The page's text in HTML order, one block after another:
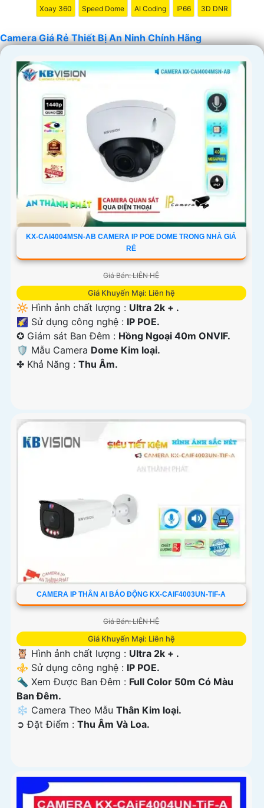
nghiệp. Chúc bạn tìm được giải pháp an ninh phù hợp!
Xoay 360 Speed Dome AI Coding IP66 3D DNR
Camera Giá Rẻ Thiết Bị An Ninh Chính Hãng
KX-CAI4004MSN-AB CAMERA IP POE DOME TRONG NHÀ GIÁ
RẺ
Giá Bán: LIÊN HỆ
Giá Khuyến Mại: Liên hệ
🔆 Hình ảnh chất lượng : Ultra 2k + .
🌠 Sử dụng công nghệ : IP POE.
✪ Giám sát Ban Đêm : Hồng Ngoại 40m ONVIF.
🛡 Mẫu Camera Dome Kim loại.
️✤ Khả Năng : Thu Âm.
CAMERA IP THÂN AI BÁO ĐỘNG KX-CAIF4003UN-TIF-A
Giá Bán: LIÊN HỆ
Giá Khuyến Mại: Liên hệ
🦉 Hình ảnh chất lượng : Ultra 2k + .
⚜️ Sử dụng công nghệ : IP POE.
🔦 Xem Được Ban Đêm : Full Color 50m Có Màu
Ban Ðêm.
❄ Camera Theo Mẫu Thân Kim loại.
️➲ Đặt Điểm : Thu Âm Và Loa.